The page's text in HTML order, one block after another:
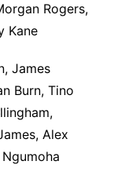
Rogers,
Kane
James
Burn, Tino
Alex